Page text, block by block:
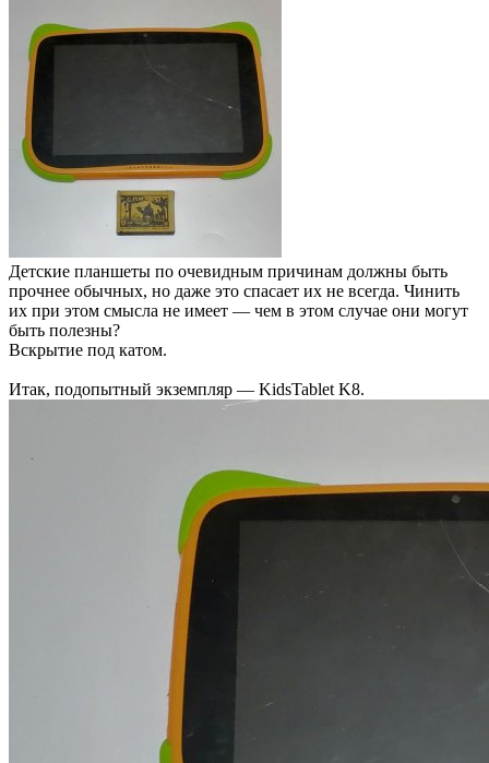
Детские планшеты по очевидным причинам должны быть
прочнее обычных, но даже это спасает их не всегда. Чинить
их при этом смысла не имеет — чем в этом случае они могут
быть полезны?
Вскрытие под катом.
Итак, подопытный экземпляр — KidsTablet K8.